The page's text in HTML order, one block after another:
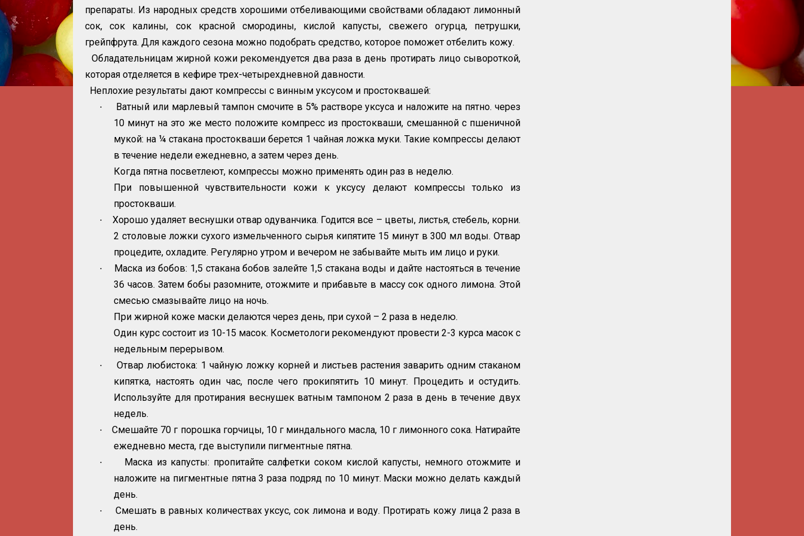
препараты. Из народных средств хорошими отбеливающими свойствами обладают лимонный
сок, сок калины, сок красной смородины, кислой капусты, свежего огурца, петрушки,
грейпфрута. Для каждого сезона можно подобрать средство, которое поможет отбелить кожу.
Обладательницам жирной кожи рекомендуется два раза в день протирать лицо сывороткой,
которая отделяется в кефире трех-четырехдневной давности.
Неплохие результаты дают компрессы с винным уксусом и простоквашей:
·
Ватный или марлевый тампон смочите в 5% растворе уксуса и наложите на пятно. через
10 минут на это же место положите компресс из простокваши, смешанной с пшеничной
мукой: на ¼ стакана простокваши берется 1 чайная ложка муки. Такие компрессы делают
в течение недели ежедневно, а затем через день.
Когда пятна посветлеют, компрессы можно применять один раз в неделю.
При повышенной чувствительности кожи к уксусу делают компрессы только из
простокваши.
·
Хорошо удаляет веснушки отвар одуванчика. Годится все – цветы, листья, стебель, корни.
2 столовые ложки сухого измельченного сырья кипятите 15 минут в 300 мл воды. Отвар
процедите, охладите. Регулярно утром и вечером не забывайте мыть им лицо и руки.
·
Маска из бобов: 1,5 стакана бобов залейте 1,5 стакана воды и дайте настояться в течение
36 часов. Затем бобы разомните, отожмите и прибавьте в массу сок одного лимона. Этой
смесью смазывайте лицо на ночь.
При жирной коже маски делаются через день, при сухой – 2 раза в неделю.
Один курс состоит из 10-15 масок. Косметологи рекомендуют провести 2-3 курса масок с
недельным перерывом.
·
Отвар любистока: 1 чайную ложку корней и листьев растения заварить одним стаканом
кипятка, настоять один час, после чего прокипятить 10 минут. Процедить и остудить.
Используйте для протирания веснушек ватным тампоном 2 раза в день в течение двух
недель.
·
Смешайте 70 г порошка горчицы, 10 г миндального масла, 10 г лимонного сока. Натирайте
ежедневно места, где выступили пигментные пятна.
·
Маска из капусты: пропитайте салфетки соком кислой капусты, немного отожмите и
наложите на пигментные пятна 3 раза подряд по 10 минут. Маски можно делать каждый
день.
·
Смешать в равных количествах уксус, сок лимона и воду. Протирать кожу лица 2 раза в
день.